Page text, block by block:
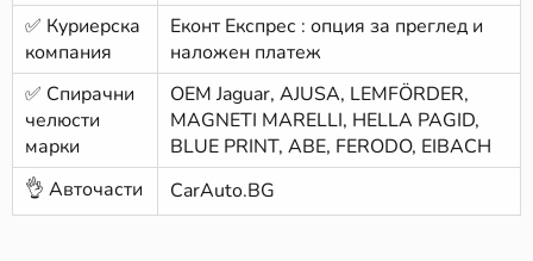
✅ Куриерска
компания
Еконт Експрес : опция за преглед и
наложен платеж
✅ Спирачни
челюсти
марки
ОЕМ Jaguar, AJUSA, LEMFÖRDER,
MAGNETI MARELLI, HELLA PAGID,
BLUE PRINT, ABE, FERODO, EIBACH
👌 Авточасти
CarAuto.BG